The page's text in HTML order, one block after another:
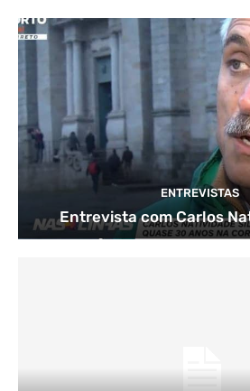
ENTREVISTAS
Entrevista com Carlos